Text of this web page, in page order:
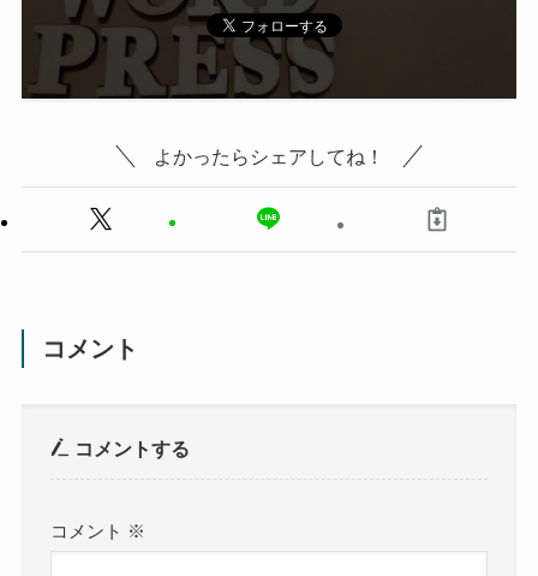
よかったらシェアしてね！
コメント
コメントする
コメント ※